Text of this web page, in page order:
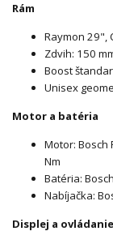
Rám
Raymon 29",
Zdvih: 150
Boost
Unisex
Motor a batéria
Motor: Bosch
Nm
Batéria:
Nabíjačka:
Displej a ovládanie